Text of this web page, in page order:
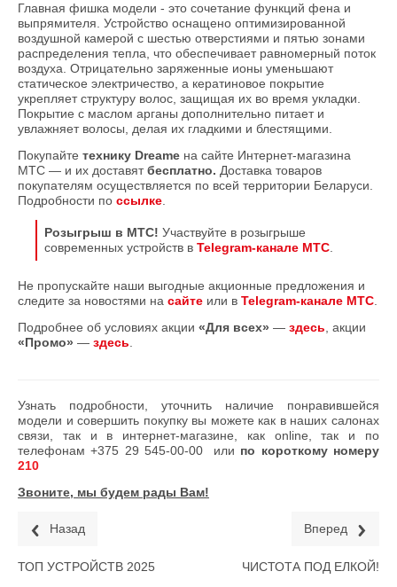
Главная фишка модели - это сочетание функций фена и
выпрямителя. Устройство оснащено оптимизированной
воздушной камерой с шестью отверстиями и пятью зонами
распределения тепла, что обеспечивает равномерный поток
воздуха. Отрицательно заряженные ионы уменьшают
статическое электричество, а кератиновое покрытие
укрепляет структуру волос, защищая их во время укладки.
Покрытие с маслом арганы дополнительно питает и
увлажняет волосы, делая их гладкими и блестящими.
Покупайте технику Dreame на сайте Интернет-магазина
МТС — и их доставятбесплатно. Доставка товаров
покупателям осуществляется по всей территории Беларуси.
Подробности по ссылке
Розыгрыш в МТС! Участвуйте в розыгрыше
современных устройств в Telegram-канале МТС
Не пропускайте наши выгодные акционные предложения и
следите за новостями на сайте или в Telegram-канале МТС
Подробнее об условиях акции «Для всех» — здесь , акции
«Промо» — здесь
Узнать подробности, уточнить наличие понравившейся
модели и совершить покупку вы можете как в наших салонах
связи, так и в интернет-магазине, как online, так и по
телефонам+375 29 545-00-00 или по короткому номеру
210
Звоните, мы будем рады Вам!
Назад
ТОП УСТРОЙСТВ 2025
Вперед
ЧИСТОТА ПОД ЕЛКОЙ!